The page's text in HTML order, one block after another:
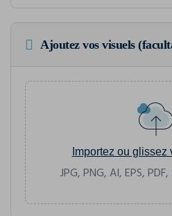
Ajoutez vos visuels
Importez ou glissez
JPG, PNG, AI, EPS,